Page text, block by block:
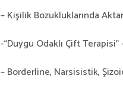
– Kişilik Bozukluklarında
-“Duygu Odaklı Çift
– Borderline, Narsisistik,